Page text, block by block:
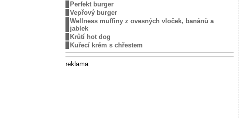
Perfekt burger
Vepřový burger
Wellness muffiny z ovesných vloček, banánů a
jablek
Krůtí hot dog
Kuřecí krém s chřestem
reklama